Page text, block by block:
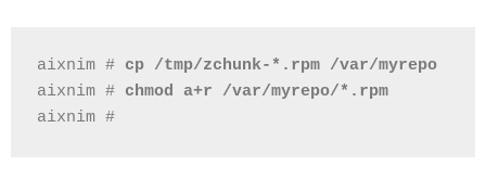
aixnim # cp /tmp/zchunk-*.rpm /var/myrepo
aixnim # chmod a+r /var/myrepo/*.rpm
aixnim #